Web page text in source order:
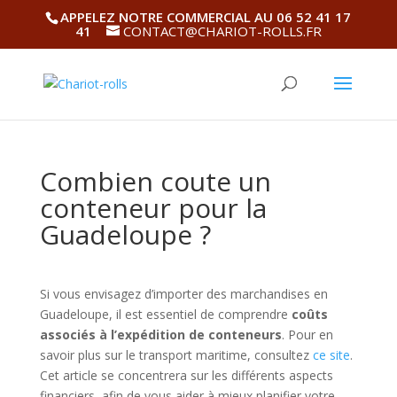
APPELEZ NOTRE COMMERCIAL AU 06 52 41 17
41
CONTACT@CHARIOT-ROLLS.FR
Combien coute un
conteneur pour la
Guadeloupe ?
Si vous envisagez d’importer des marchandises en
Guadeloupe, il est essentiel de comprendre coûts
associés à l’expédition de conteneurs. Pour en
savoir plus sur le transport maritime, consultez ce site.
Cet article se concentrera sur les différents aspects